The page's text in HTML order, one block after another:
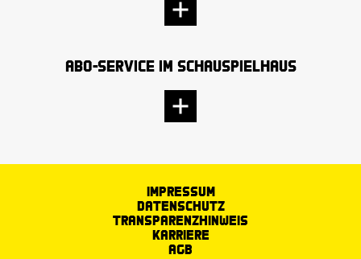
Abo-Service im Schauspielhaus
Impressum
Datenschutz
Transparenzhinweis
Karriere
AGB